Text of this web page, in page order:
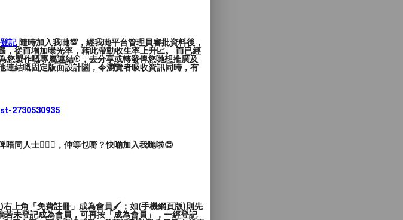
他 (繪畫)
記 隨時加入我哋💯，經我哋平台管理員審批資料後，
從而增加曝光率，藉此帶動收生率上升📈。 而已經
您製作嘅專屬連結®️，去分享或轉發俾您哋想推廣及
結嘅固定版面設計🈵，令瀏覽者吸收資訊同時，有
2730530935
同人士🙋🏻‍♂️，仲等乜嘢？快啲加入我哋啦😊
右上角「免費註冊」成為會員🖌️；如(手機網頁版)則先
未登記成為會員，可再按「成為會員」，一經登記